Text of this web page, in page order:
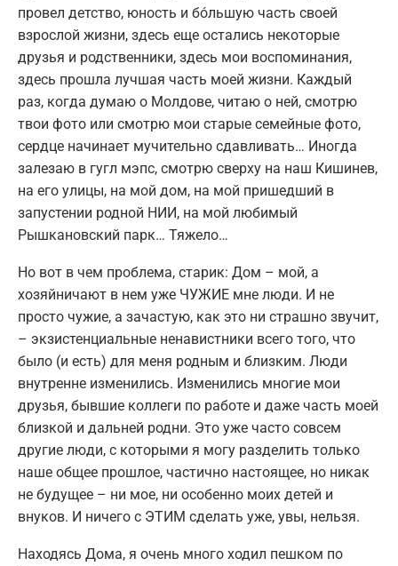
провел детство, юность и бóльшую часть своей
взрослой жизни, здесь еще остались некоторые
друзья и родственники, здесь мои воспоминания,
здесь прошла лучшая часть моей жизни. Каждый
раз, когда думаю о Молдове, читаю о ней, смотрю
твои фото или смотрю мои старые семейные фото,
сердце начинает мучительно сдавливать… Иногда
залезаю в гугл мэпс, смотрю сверху на наш Кишинев,
на его улицы, на мой дом, на мой пришедший в
запустении родной НИИ, на мой любимый
Рышкановский парк… Тяжело…
Но вот в чем проблема, старик: Дом – мой, а
хозяйничают в нем уже ЧУЖИЕ мне люди. И не
просто чужие, а зачастую, как это ни страшно звучит,
– экзистенциальные ненавистники всего того, что
было (и есть) для меня родным и близким. Люди
внутренне изменились. Изменились многие мои
друзья, бывшие коллеги по работе и даже часть моей
близкой и дальней родни. Это уже часто совсем
другие люди, с которыми я могу разделить только
наше общее прошлое, частично настоящее, но никак
не будущее – ни мое, ни особенно моих детей и
внуков. И ничего с ЭТИМ сделать уже, увы, нельзя.
Находясь Дома, я очень много ходил пешком по